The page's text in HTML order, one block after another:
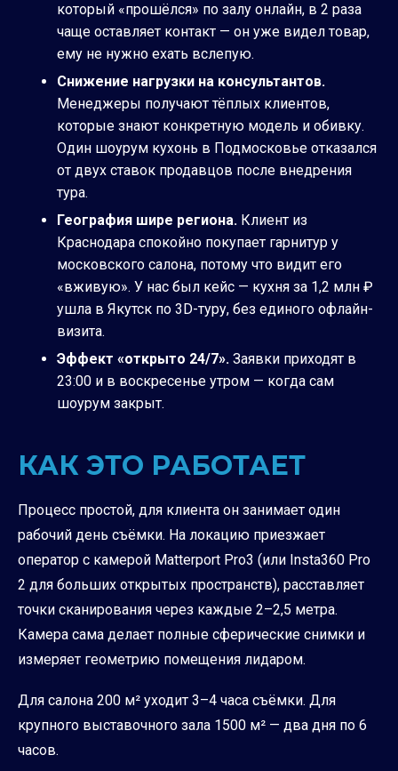
который «прошёлся» по залу онлайн, в 2 раза
чаще оставляет контакт — он уже видел товар,
ему не нужно ехать вслепую.
Снижение нагрузки на консультантов.
Менеджеры получают тёплых клиентов,
которые знают конкретную модель и обивку.
Один шоурум кухонь в Подмосковье отказался
от двух ставок продавцов после внедрения
тура.
География шире региона. Клиент из
Краснодара спокойно покупает гарнитур у
московского салона, потому что видит его
«вживую». У нас был кейс — кухня за 1,2 млн ₽
ушла в Якутск по 3D-туру, без единого офлайн-
визита.
Эффект «открыто 24/7». Заявки приходят в
23:00 и в воскресенье утром — когда сам
шоурум закрыт.
КАК ЭТО РАБОТАЕТ
Процесс простой, для клиента он занимает один
рабочий день съёмки. На локацию приезжает
оператор с камерой Matterport Pro3 (или Insta360 Pro
2 для больших открытых пространств), расставляет
точки сканирования через каждые 2–2,5 метра.
Камера сама делает полные сферические снимки и
измеряет геометрию помещения лидаром.
Для салона 200 м² уходит 3–4 часа съёмки. Для
крупного выставочного зала 1500 м² — два дня по 6
часов.